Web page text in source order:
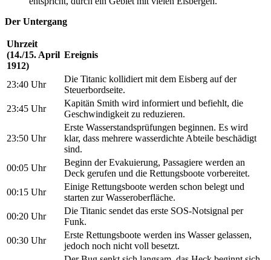
Der Untergang
Uhrzeit
(14./15. April
1912)
Ereignis
23:40 Uhr
Die Titanic kollidiert mit dem Eisberg auf der
Steuerbordseite.
23:45 Uhr
Kapitän Smith wird informiert und befiehlt, die
Geschwindigkeit zu reduzieren.
23:50 Uhr
Erste Wasserstandsprüfungen beginnen. Es wird
klar, dass mehrere wasserdichte Abteile beschädigt
sind.
00:05 Uhr
Beginn der Evakuierung, Passagiere werden an
Deck gerufen und die Rettungsboote vorbereitet.
00:15 Uhr
Einige Rettungsboote werden schon belegt und
starten zur Wasseroberfläche.
00:20 Uhr
Die Titanic sendet das erste SOS-Notsignal per
Funk.
00:30 Uhr
Erste Rettungsboote werden ins Wasser gelassen,
jedoch noch nicht voll besetzt.